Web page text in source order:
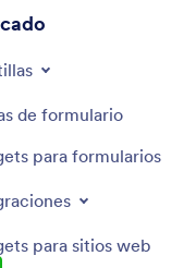
de formulario
para formularios
para sitios web